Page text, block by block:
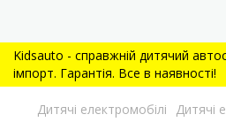
Kidsauto - справжній дитячий
імпорт. Гарантія. Все в наявності!
Дитячі електромобілі Дитячі